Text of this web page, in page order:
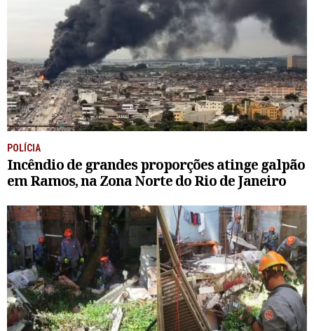
POLÍCIA
Incêndio de grandes proporções atinge galpão
em Ramos, na Zona Norte do Rio de Janeiro